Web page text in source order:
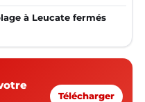
à Leucate fermés
Télécharger